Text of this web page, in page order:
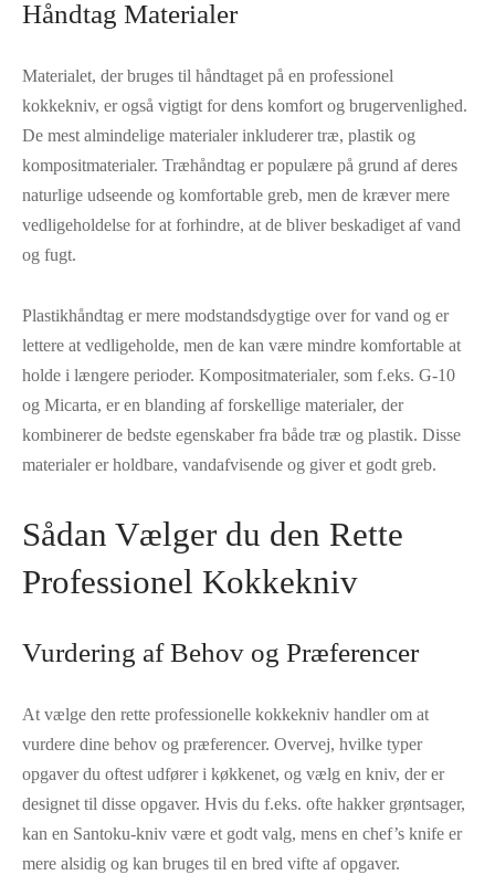
Håndtag Materialer
Materialet, der bruges til håndtaget på en professionel
kokkekniv, er også vigtigt for dens komfort og brugervenlighed.
De mest almindelige materialer inkluderer træ, plastik og
kompositmaterialer. Træhåndtag er populære på grund af deres
naturlige udseende og komfortable greb, men de kræver mere
vedligeholdelse for at forhindre, at de bliver beskadiget af vand
og fugt.
Plastikhåndtag er mere modstandsdygtige over for vand og er
lettere at vedligeholde, men de kan være mindre komfortable at
holde i længere perioder. Kompositmaterialer, som f.eks. G-10
og Micarta, er en blanding af forskellige materialer, der
kombinerer de bedste egenskaber fra både træ og plastik. Disse
materialer er holdbare, vandafvisende og giver et godt greb.
Sådan Vælger du den Rette
Professionel Kokkekniv
Vurdering af Behov og Præferencer
At vælge den rette professionelle kokkekniv handler om at
vurdere dine behov og præferencer. Overvej, hvilke typer
opgaver du oftest udfører i køkkenet, og vælg en kniv, der er
designet til disse opgaver. Hvis du f.eks. ofte hakker grøntsager,
kan en Santoku-kniv være et godt valg, mens en chef’s knife er
mere alsidig og kan bruges til en bred vifte af opgaver.